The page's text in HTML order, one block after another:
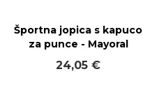
Športna jopica s kapuco
za punce - Mayoral
24,05 €